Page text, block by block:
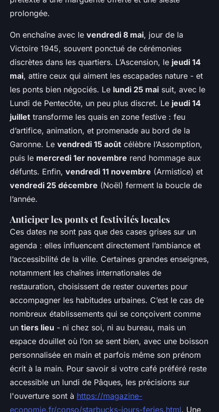
prolongée.
On enchaîne avec le vendredi 8 mai, jour de la
Victoire 1945, souvent ponctué de cérémonies
discrètes dans les quartiers. L’Ascension, le jeudi 14
mai, attire ceux qui aiment les escapades nature - et
les ponts bien négociés. Le lundi 25 mai suit, avec le
Lundi de Pentecôte, un peu plus discret. Le jeudi 14
juillet transforme les quais en zone festive : feu
d’artifice, animation, et promenade au bord de la
Garonne. Le vendredi 15 août célèbre l’Assomption,
puis le mercredi 1er novembre rend hommage aux
défunts. Enfin, vendredi 11 novembre (Armistice) et
vendredi 25 décembre (Noël) ferment la boucle de
l’année.
Anticiper les ponts et festivités locales
Ces dates ne sont pas que des cases grises sur un
agenda : elles influencent directement l’ambiance et
l’accessibilité de la ville. Certaines grandes enseignes,
notamment les chaînes internationales de
restauration, choisissent de rester ouvertes pour
accompagner les habitudes urbaines. C’est le cas de
nombreux établissements qui se conçoivent comme
un tiers lieu - ni chez soi, ni au bureau, mais un
espace douillet où l’on se sent bien, avec une boisson
personnalisée en main et parfois même son prénom
écrit à la main. Pour savoir si votre café préféré reste
accessible un lundi de Pâques, les précisions sur
l'ouverture sont à https://magazine-
economie.fr/conso/starbucks-jours-feries.html. Une